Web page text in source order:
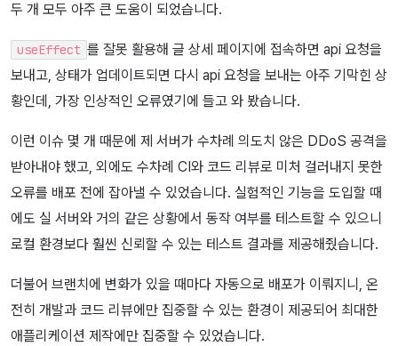
두 개 모두 아주 큰 도움이 되었습니다.
useEffect 를 잘못 활용해 글 상세 페이지에 접속하면 api 요청을
보내고, 상태가 업데이트되면 다시 api 요청을 보내는 아주 기막힌 상
황인데, 가장 인상적인 오류였기에 들고 와 봤습니다.
이런 이슈 몇 개 때문에 제 서버가 수차례 의도치 않은 DDoS 공격을
받아내야 했고, 외에도 수차례 CI와 코드 리뷰로 미처 걸러내지 못한
오류를 배포 전에 잡아낼 수 있었습니다. 실험적인 기능을 도입할 때
에도 실 서버와 거의 같은 상황에서 동작 여부를 테스트할 수 있으니
로컬 환경보다 훨씬 신뢰할 수 있는 테스트 결과를 제공해줬습니다.
더불어 브랜치에 변화가 있을 때마다 자동으로 배포가 이뤄지니, 온
전히 개발과 코드 리뷰에만 집중할 수 있는 환경이 제공되어 최대한
애플리케이션 제작에만 집중할 수 있었습니다.